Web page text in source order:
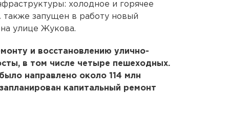
холодное и горячее
запущен в работу новый
улице Жукова.
и восстановлению улично-
в том числе четыре пешеходных.
направлено около 114 млн
капитальный ремонт